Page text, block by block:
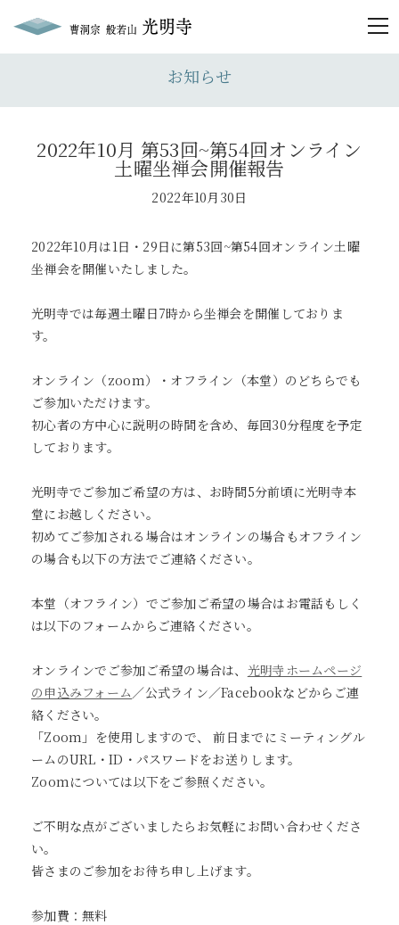
お知らせ
2022年10月 第53回~第54回オンライン
土曜坐禅会開催報告
2022年10月30日
2022年10月は1日・29日に第53回~第54回オンライン土曜
坐禅会を開催いたしました。
光明寺では毎週土曜日7時から坐禅会を開催しておりま
す。
オンライン（zoom）・オフライン（本堂）のどちらでも
ご参加いただけます。
初心者の方中心に説明の時間を含め、毎回30分程度を予定
しております。
光明寺でご参加ご希望の方は、お時間5分前頃に光明寺本
堂にお越しください。
初めてご参加される場合はオンラインの場合もオフライン
の場合も以下の方法でご連絡ください。
本堂（オフライン）でご参加ご希望の場合はお電話もしく
は以下のフォームからご連絡ください。
オンラインでご参加ご希望の場合は、 光明寺ホームページ
の申込みフォーム／公式ライン／Facebookなどからご連
絡ください。
「Zoom」を使用しますので、 前日までにミーティングル
ームのURL・ID・パスワードをお送りします。
Zoomについては以下をご参照ください。
ご不明な点がございましたらお気軽にお問い合わせくださ
い。
皆さまのご参加をお待ち申し上げます。
参加費：無料